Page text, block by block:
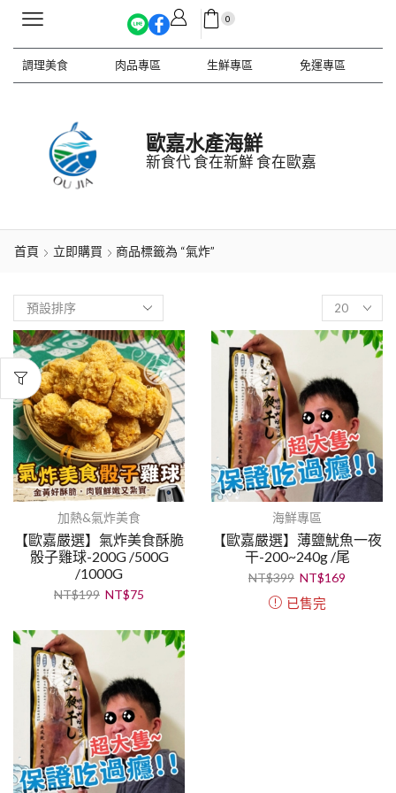
0
調理美食 肉品專區 生鮮專區 免運專區
歐嘉水產海鮮
新食代 食在新鮮 食在歐嘉
首頁 立即購買 商品標籤為 “氣炸”
加熱&氣炸美食
【歐嘉嚴選】氣炸美食酥脆
骰子雞球-200G /500G
/1000G
NT$199 NT$75
海鮮專區
【歐嘉嚴選】薄鹽魷魚一夜
干-200~240g /尾
NT$399 NT$169
已售完